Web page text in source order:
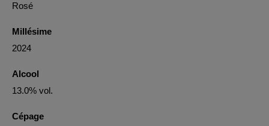
Rosé
Millésime
2024
Alcool
13.0% vol.
Cépage